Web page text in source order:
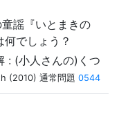
謡『いとまきの
でしょう？
: (小人さんの)くつ
(2010) 通常問題 0544